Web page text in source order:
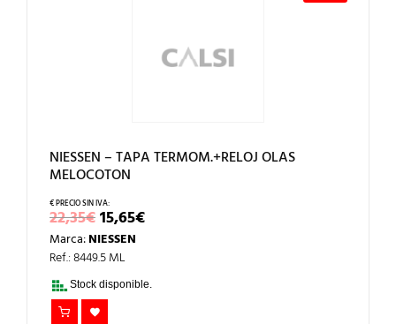
NIESSEN – TAPA TERMOM.+RELOJ OLAS
MELOCOTON
22,35€EL
PRECIO
ORIGINAL
ERA:
22,35€.
15,65€EL
PRECIO
Marca:NIESSEN
Ref.: 8449.5 ML
Stock disponible.